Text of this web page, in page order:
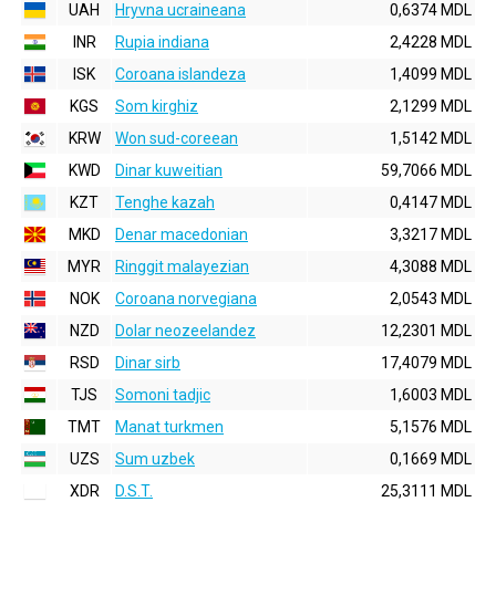
UAH
Hryvna ucraineana
0,6374 MDL
INR
Rupia indiana
2,4228 MDL
ISK
Coroana islandeza
1,4099 MDL
KGS
Som kirghiz
2,1299 MDL
KRW
Won sud-coreean
1,5142 MDL
KWD
Dinar kuweitian
59,7066 MDL
KZT
Tenghe kazah
0,4147 MDL
MKD
Denar macedonian
3,3217 MDL
MYR
Ringgit malayezian
4,3088 MDL
NOK
Coroana norvegiana
2,0543 MDL
NZD
Dolar neozeelandez
12,2301 MDL
RSD
Dinar sirb
17,4079 MDL
TJS
Somoni tadjic
1,6003 MDL
TMT
Manat turkmen
5,1576 MDL
UZS
Sum uzbek
0,1669 MDL
XDR
D.S.T. 25,3111 MDL